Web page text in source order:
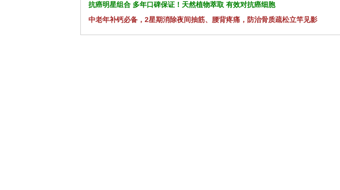
抗癌明星组合 多年口碑保证！天然植物萃取 有效对抗癌细胞
中老年补钙必备，2星期消除夜间抽筋、腰背疼痛，防治骨质疏松立竿见影